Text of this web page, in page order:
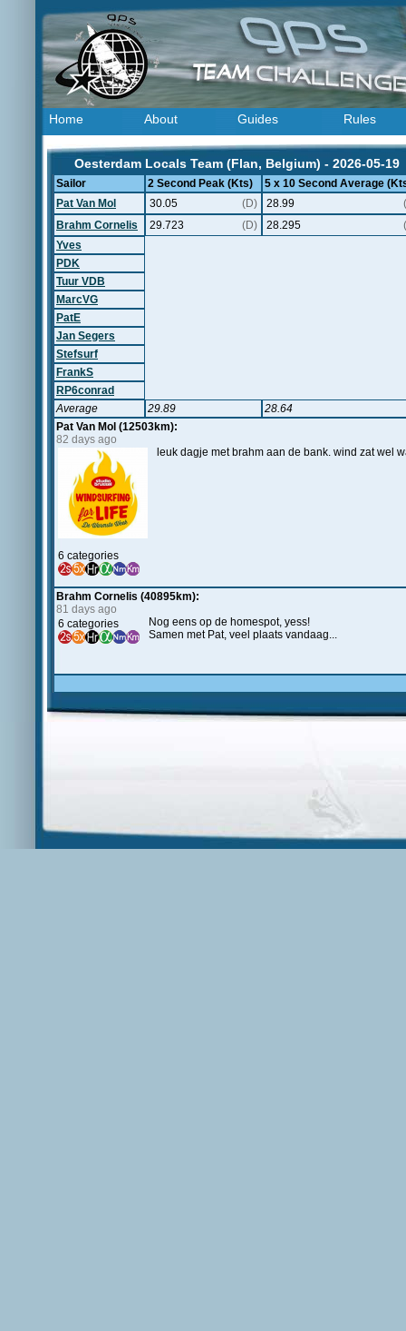
Home About Guides Rules
Oesterdam Locals Team (Flan, Belgium) - 2026-05-19
Sailor 2 Second Peak (Kts)
5 x 10 Second Average
Pat Van Mol
30.05 (D) 28.99
Brahm Cornelis
29.723 (D) 28.295
Yves
PDK
Tuur VDB
MarcVG
PatE
Jan Segers
Stefsurf
FrankS
RP6conrad
Average
29.89
28.64
Pat Van Mol (12503km):
82 days ago
6 categories
leuk dagje met brahm aan de bank. wind zat wel
Brahm Cornelis (40895km):
81 days ago
6 categories
Nog eens op de homespot, yess!
Samen met Pat, veel plaats vandaag...